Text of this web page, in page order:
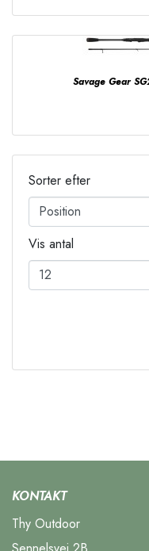
Savage Gear
Sorter efter
Vis antal
KONTAKT
Thy Outdoor